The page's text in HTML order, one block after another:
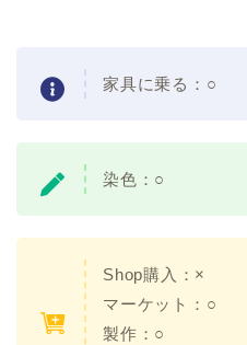
家具に乗る： ○
染色： ○
Shop購入： ×
マーケット：○
製作： ○